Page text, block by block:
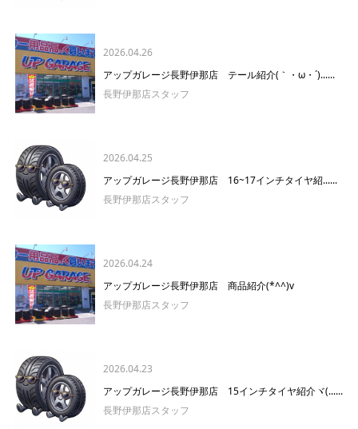
2026.04.26
アップガレージ長野伊那店 テール紹介(｀・ω・´)......
長野伊那店スタッフ
2026.04.25
アップガレージ長野伊那店 16~17インチタイヤ紹......
長野伊那店スタッフ
2026.04.24
アップガレージ長野伊那店 商品紹介(*^^)v
長野伊那店スタッフ
2026.04.23
アップガレージ長野伊那店 15インチタイヤ紹介ヾ(......
長野伊那店スタッフ